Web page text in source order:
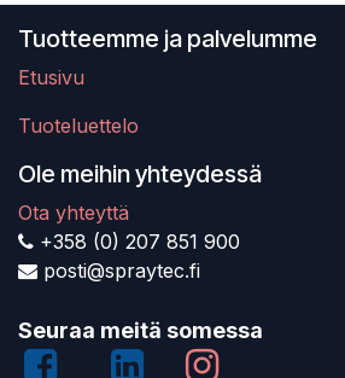
Tuotteemme ja palvelumme
Etusivu
Tuoteluettelo
Ole meihin yhteydessä
Ota yhteyttä
+358 (0) 207 851 900
posti@spraytec.fi
Seuraa meitä somessa